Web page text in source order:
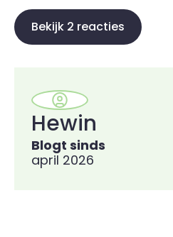
Bekijk 2 reacties
Hewin
Blogt sinds
april 2026